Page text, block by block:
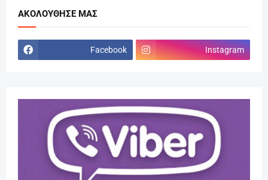
ΑΚΟΛΟΎΘΗΣΕ ΜΑΣ
Facebook Instagram